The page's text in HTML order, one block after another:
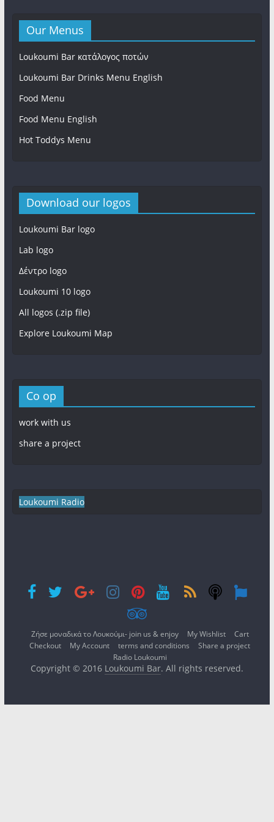
Loukoumi bar
Our Menus
Loukoumi Bar κατάλογος ποτών
Loukoumi Bar Drinks Menu English
Food Menu
Food Menu English
Hot Toddys Menu
Download our logos
Loukoumi Bar logo
Lab logo
Δέντρο logo
Loukoumi 10 logo
All logos (.zip file)
Explore Loukoumi Map
Co op
work with us
share a project
Loukoumi Radio
Ζήσε μοναδικά το Λουκούμι- join us & enjoy My Wishlist
Cart
Checkout
My Account terms and conditions
Share a project
Radio Loukoumi
Copyright © 2016 Loukoumi Bar. All rights reserved.